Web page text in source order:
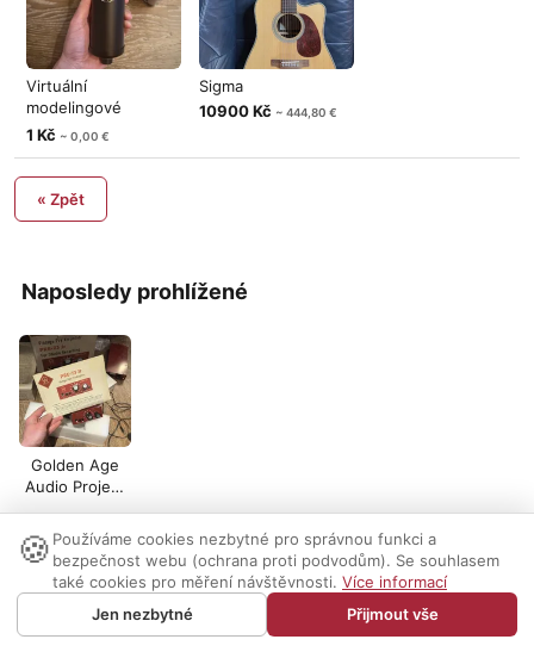
Naposledy prohlížené
Golden Age
Audio Project
(UPGR
Virtuální
modelingové
mikrofony 2ks ML1 a
1 Kč ~ 0,00 €
Sigma
10900 Kč ~ 444,80 €
« Zpět
Nastavení cookies | Vzhled:světlý tmavý | Kontakt
© 1999-2026 AUDIO PARTNER s.r.o.
🍪 Používáme cookies nezbytné pro správnou funkci a
bezpečnost webu (ochrana proti podvodům). Se souhlasem
také cookies pro měření návštěvnosti. Více informací
Jen nezbytné
Přijmout vše